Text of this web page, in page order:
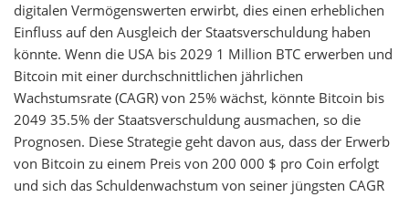
digitalen Vermögenswerten erwirbt, dies einen erheblichen
Einfluss auf den Ausgleich der Staatsverschuldung haben
könnte. Wenn die USA bis 2029 1 Million BTC erwerben und
Bitcoin mit einer durchschnittlichen jährlichen
Wachstumsrate (CAGR) von 25% wächst, könnte Bitcoin bis
2049 35.5% der Staatsverschuldung ausmachen, so die
Prognosen. Diese Strategie geht davon aus, dass der Erwerb
von Bitcoin zu einem Preis von 200 000 $ pro Coin erfolgt
und sich das Schuldenwachstum von seiner jüngsten CAGR